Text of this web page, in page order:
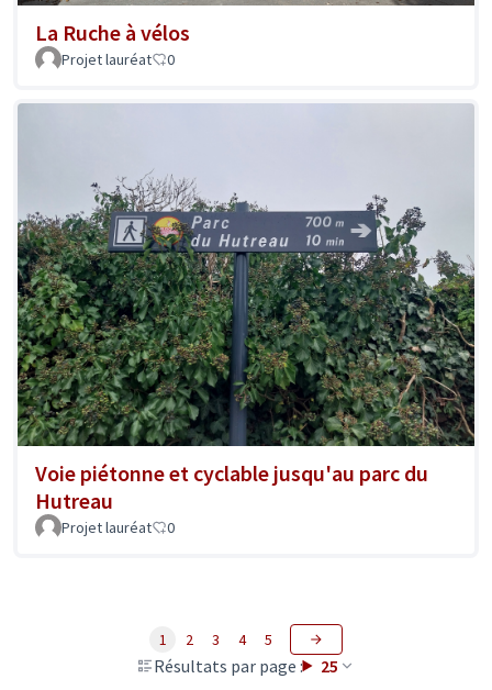
La Ruche à vélos
Projet lauréat 0
Voie piétonne et cyclable jusqu'au parc du
Hutreau
Projet lauréat 0
Résultats par page : 25
1 2 3 4 5